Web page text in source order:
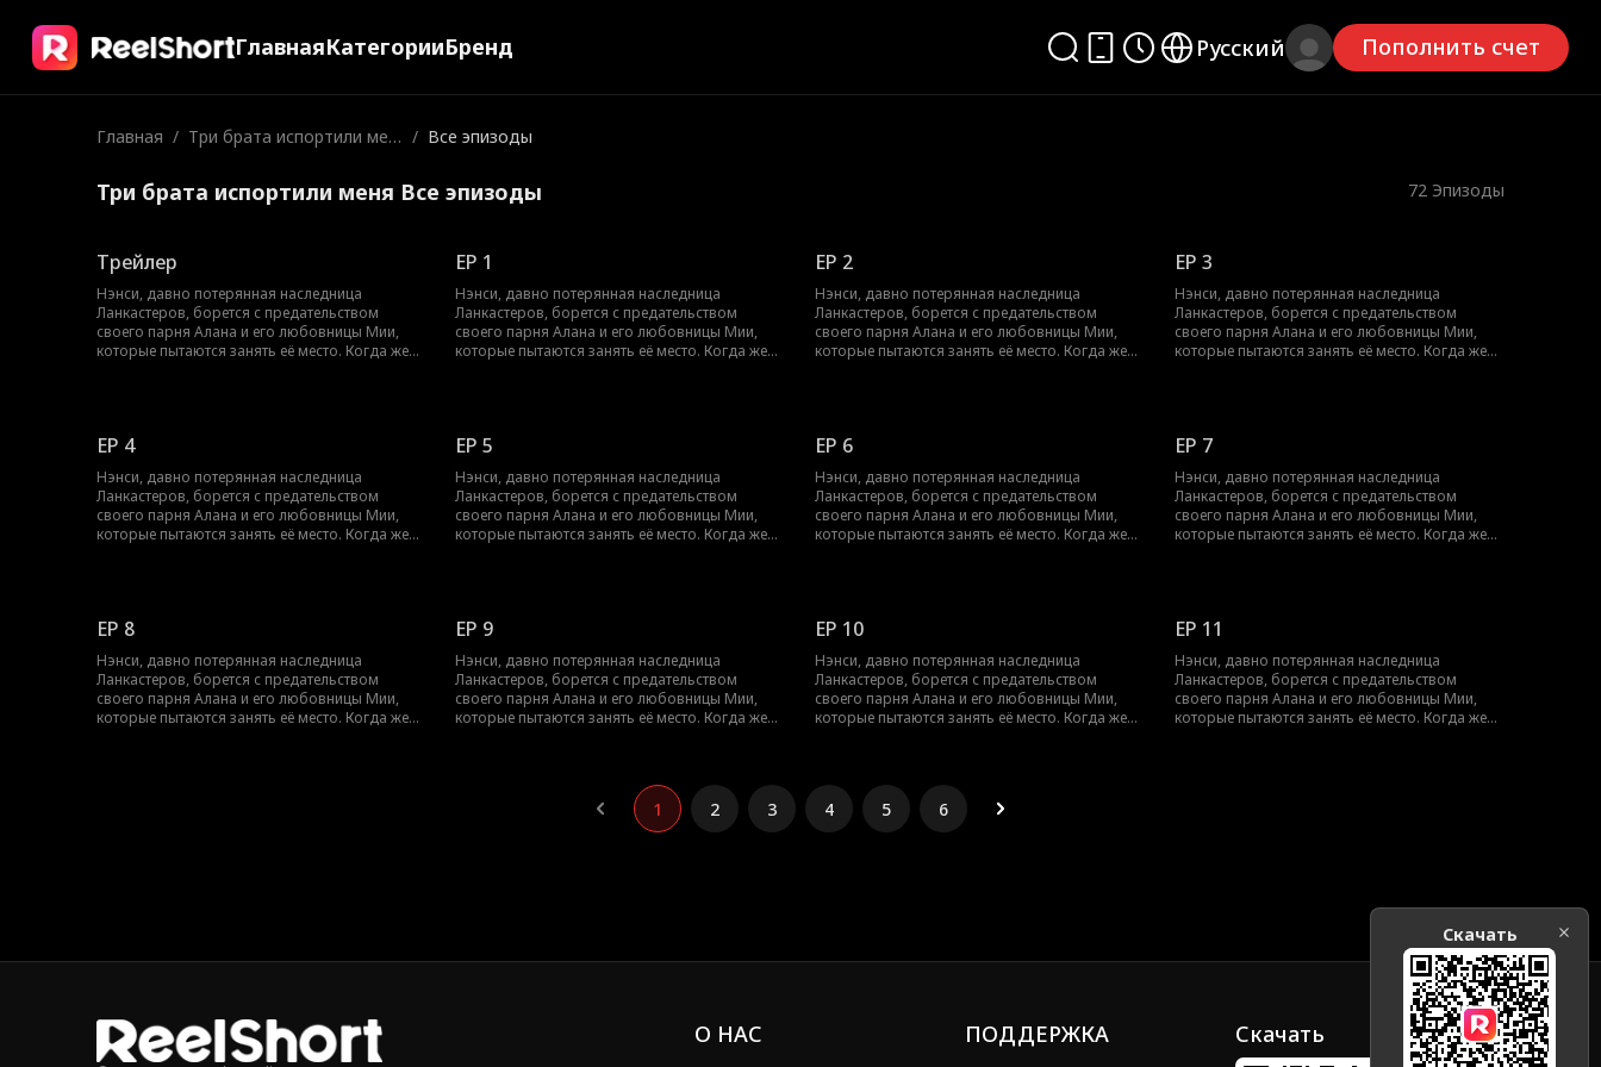
ГлавнаяКатегорииБренд Русский Пополнить счет
Главная / Три брата испортили мен
/ Все эпизоды
Три брата испортили меня Все эпизоды 72 Эпизоды
Трейлер
Нэнси, давно потерянная наследница
Ланкастеров, борется с предательством
своего парня Алана и его любовницы Мии,
которые пытаются занять её место. Когда же
EP 1
Нэнси, давно потерянная наследница
Ланкастеров, борется с предательством
своего парня Алана и его любовницы Мии,
которые пытаются занять её место. Когда же
EP 2
Нэнси, давно потерянная наследница
Ланкастеров, борется с предательством
своего парня Алана и его любовницы Мии,
которые пытаются занять её место. Когда же
EP 3
Нэнси, давно потерянная наследница
Ланкастеров, борется с предательством
своего парня Алана и его любовницы Мии,
которые пытаются занять её место. Когда же
EP 4
Нэнси, давно потерянная наследница
Ланкастеров, борется с предательством
своего парня Алана и его любовницы Мии,
которые пытаются занять её место. Когда же
EP 5
Нэнси, давно потерянная наследница
Ланкастеров, борется с предательством
своего парня Алана и его любовницы Мии,
которые пытаются занять её место. Когда же
EP 6
Нэнси, давно потерянная наследница
Ланкастеров, борется с предательством
своего парня Алана и его любовницы Мии,
которые пытаются занять её место. Когда же
EP 7
Нэнси, давно потерянная наследница
Ланкастеров, борется с предательством
своего парня Алана и его любовницы Мии,
которые пытаются занять её место. Когда же
EP 8
Нэнси, давно потерянная наследница
Ланкастеров, борется с предательством
своего парня Алана и его любовницы Мии,
которые пытаются занять её место. Когда же
EP 9
Нэнси, давно потерянная наследница
Ланкастеров, борется с предательством
своего парня Алана и его любовницы Мии,
которые пытаются занять её место. Когда же
EP 10
Нэнси, давно потерянная наследница
Ланкастеров, борется с предательством
своего парня Алана и его любовницы Мии,
которые пытаются занять её место. Когда же
EP 11
Нэнси, давно потерянная наследница
Ланкастеров, борется с предательством
своего парня Алана и его любовницы Мии,
которые пытаются занять её место. Когда же
1 2 3 4 5 6
О НАС ПОДДЕРЖКА Скачать
Скачать